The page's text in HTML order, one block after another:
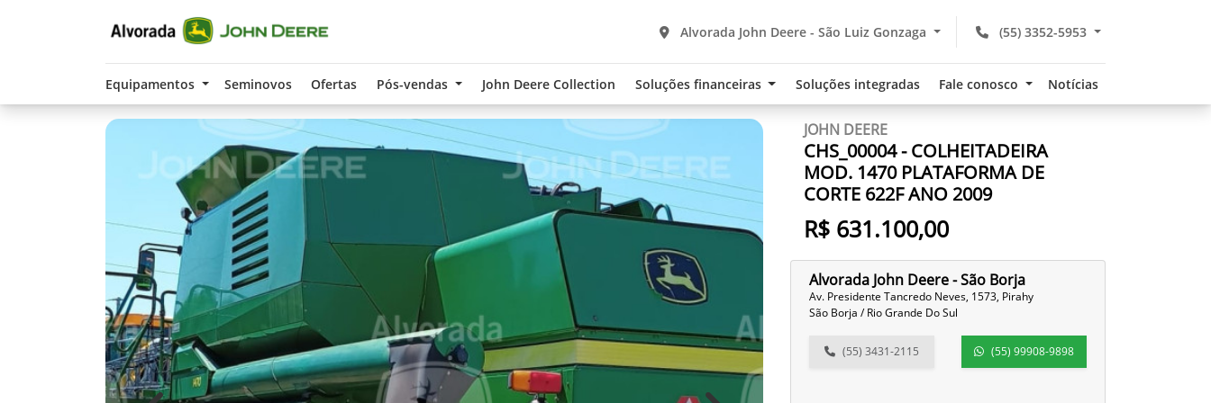
(55) 3352-5953
Alvorada John Deere - São Luiz Gonzaga
Equipamentos Seminovos Ofertas Pós-vendas John Deere Collection Soluções financeiras Soluções integradas Fale conosco Notícias
JOHN DEERE
CHS_00004 - COLHEITADEIRA
MOD. 1470 PLATAFORMA DE
CORTE 622F ANO 2009
R$ 631.100,00
Alvorada John Deere - São Borja
Av. Presidente Tancredo Neves, 1573, Pirahy
São Borja / Rio Grande Do Sul
(55) 3431-2115 (55) 99908-9898